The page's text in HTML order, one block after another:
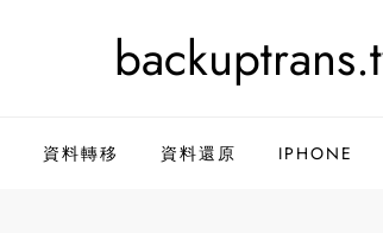
資料轉移 資料還原 IPHONE